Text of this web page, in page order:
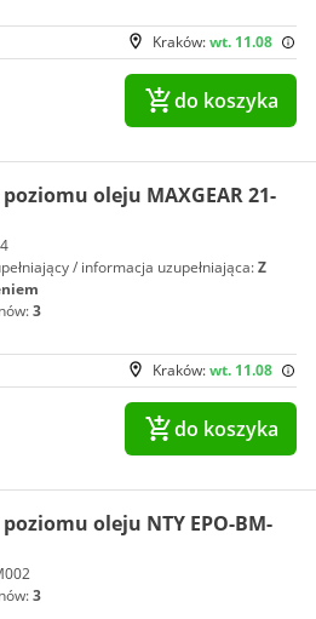
Kraków:wt. 11.08
do koszyka
oleju MAXGEAR 21-
/ informacja uzupełniająca:Z
3
Kraków:wt. 11.08
do koszyka
oleju NTY EPO-BM-
3